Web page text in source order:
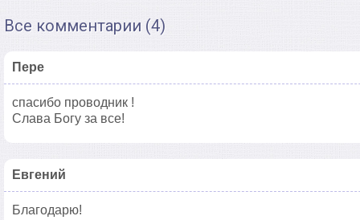
Все комментарии (4)
Пере
спасибо проводник !
Слава Богу за все!
Евгений
Благодарю!